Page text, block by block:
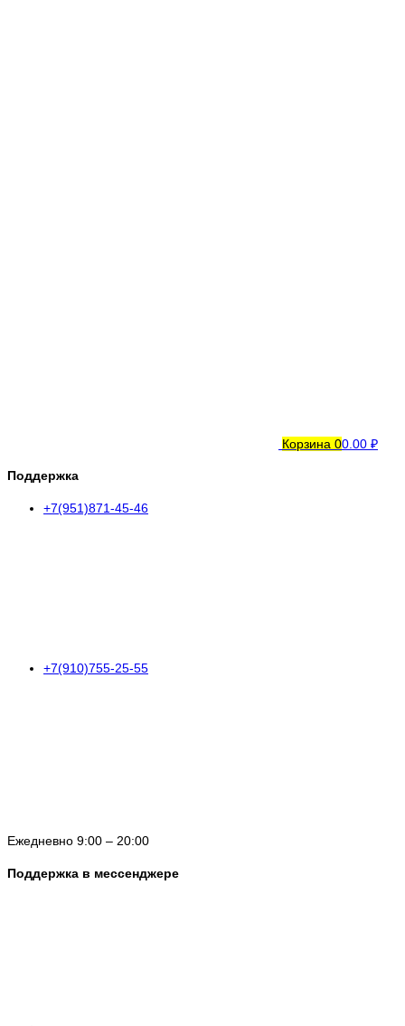
Корзина 00.00 ₽
Поддержка
+7(951)871-45-46
+7(910)755-25-55
Ежедневно 9:00 – 20:00
Поддержка в мессенджере